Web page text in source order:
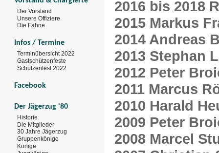
Der Vorstand
Unsere Offiziere
Die Fahne
Infos / Termine
Terminübersicht 2022
Gastschützenfeste
Schützenfest 2022
Facebook
Der Jägerzug '80
Historie
Die Mitglieder
30 Jahre Jägerzug
Gruppenkönige
Könige
2016 bis 2018
2015 Markus
2014 Andreas
2013 Stephan
2012 Peter
2011 Marcus
2010 Harald
2009 Peter
2008 Marcel